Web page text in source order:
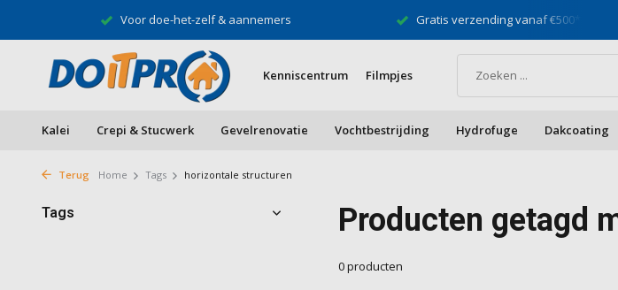
Voor doe-het-zelf & aannemers Gratis verzending vanaf €500*
Kenniscentrum Filmpjes
Kalei Crepi & Stucwerk Gevelrenovatie Vochtbestrijding Hydrofuge Dakcoating
Terug Home Tags horizontale structuren
Tags Producten getagd
0 producten